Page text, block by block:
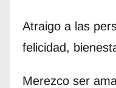
Atraigo a las
felicidad,
Merezco ser